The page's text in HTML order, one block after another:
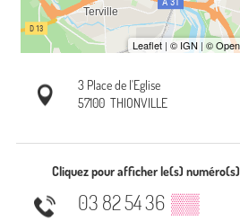
3 Place de l'Eglise
57100 THIONVILLE
Cliquez pour afficher le(s) numéro(s)
03 82 54 36 ▒▒